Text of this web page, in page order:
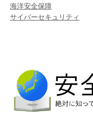
海洋安全保障
サイバーセキュリティ